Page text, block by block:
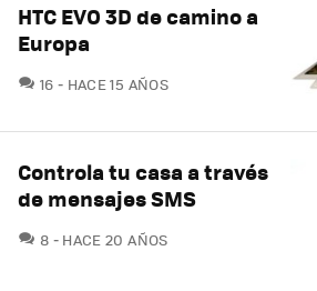
HTC EVO 3D de camino a
Europa
16 COMENTARIOS
HACE 15 AÑOS
Controla tu casa a través
de mensajes SMS
8 COMENTARIOS
HACE 20 AÑOS